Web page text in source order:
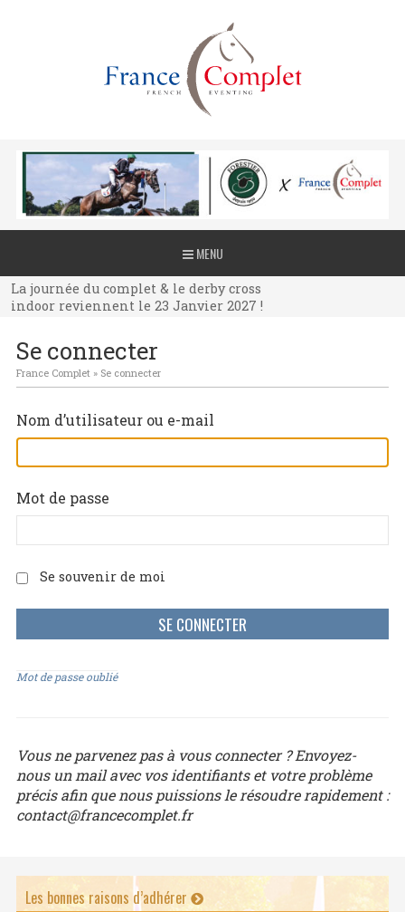
MENU
La journée du complet & le derby cross
indoor reviennent le 23 Janvier 2027 !
La journée du complet & le derby cross
indoor reviennent le 23 Janvier 2027 !
indoor reviennent le 23 Janvier 2027 !
Se connecter
France Complet» Se connecter
Nom d’utilisateur ou e-mail
Mot de passe
Se souvenir de moi
Mot de passe oublié
Vous ne parvenez pas à vous connecter ? Envoyez-
nous un mail avec vos identifiants et votre problème
précis afin que nous puissions le résoudre rapidement :
contact@francecomplet.fr
Les bonnes raisons d’adhérer